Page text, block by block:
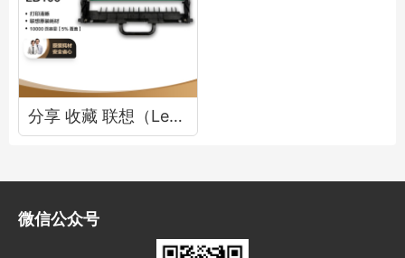
分享 收藏 联想（Lenovo）LD100黑色原装硒鼓 领像耗材（适用于L100/M100/M101/M102系列产品）
微信公众号